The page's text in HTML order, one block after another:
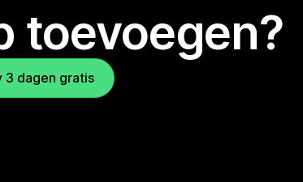
toevoegen?
3 dagen gratis